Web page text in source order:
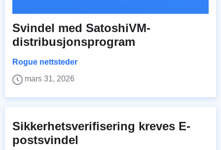
Svindel med SatoshiVM-
distribusjonsprogram
Rogue nettsteder
mars 31, 2026
Sikkerhetsverifisering kreves E-
postsvindel